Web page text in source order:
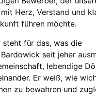
Herz, Verstand und
führen möchte.
steht für das, was die
seit jeher
lebendige
Er weiß, wie
zu bewahren und